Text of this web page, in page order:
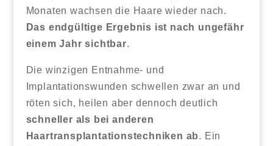
Monaten wachsen die Haare wieder nach.
Das endgültige Ergebnis ist nach ungefähr
einem Jahr sichtbar.
Die winzigen Entnahme- und
Implantationswunden schwellen zwar an und
röten sich, heilen aber dennoch deutlich
schneller als bei anderen
Haartransplantationstechniken ab. Ein